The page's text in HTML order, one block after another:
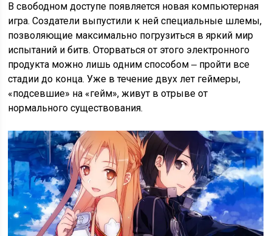
В свободном доступе появляется новая компьютерная
игра. Создатели выпустили к ней специальные шлемы,
позволяющие максимально погрузиться в яркий мир
испытаний и битв. Оторваться от этого электронного
продукта можно лишь одним способом ‒ пройти все
стадии до конца. Уже в течение двух лет геймеры,
«подсевшие» на «гейм», живут в отрыве от
нормального существования.